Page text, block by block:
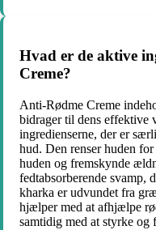
Hvad er de aktive
Creme?
Anti-Rødme Creme
bidrager til dens effektive
ingredienserne, der er
hud. Den renser huden
huden og fremskynde
fedtabsorberende svamp,
kharka er udvundet fra
hjælper med at afhjælpe
samtidig med at styrke og